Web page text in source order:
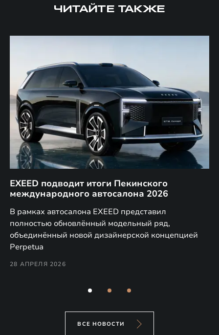
ЧИТАЙТЕ ТАКЖЕ
EXEED подводит итоги Пекинского
международного автосалона 2026
В рамках автосалона EXEED представил
полностью обновлённый модельный ряд,
объединённый новой дизайнерской концепцией
Perpetua
28 АПРЕЛЯ 2026
ВСЕ НОВОСТИ